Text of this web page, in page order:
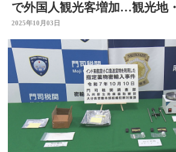
で外国人観光客増加…観光地
呼びかけ 大分
2025年10月03日